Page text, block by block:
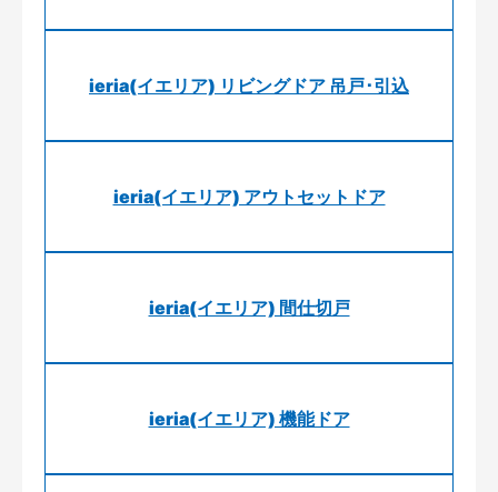
ieria(イエリア) リビングドア 吊戸･引込
ieria(イエリア) アウトセットドア
ieria(イエリア) 間仕切戸
ieria(イエリア) 機能ドア